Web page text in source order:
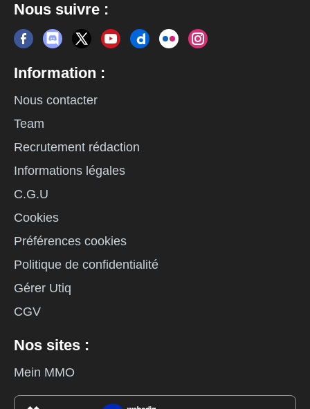
Nous suivre :
Information :
Nous contacter
Team
Recrutement rédaction
Informations légales
C.G.U
Cookies
Préférences cookies
Politique de confidentialité
Gérer Utiq
CGV
Nos sites :
Mein MMO